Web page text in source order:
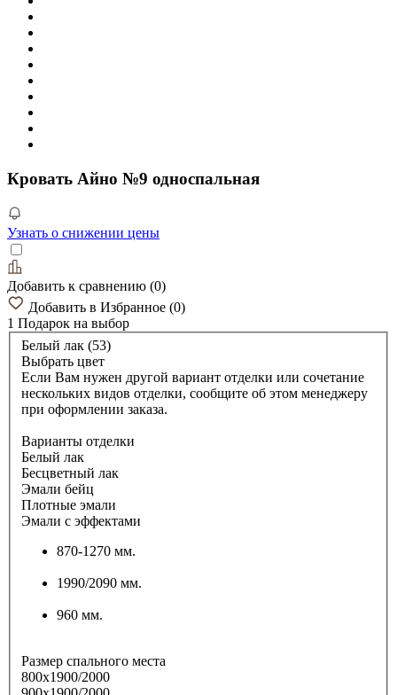
Кровать Айно №9 односпальная
Узнать о снижении цены
Добавить к сравнению (0)
Добавить в Избранное (0)
1 Подарок на выбор
Белый лак (53)
Выбрать цвет
Если Вам нужен другой вариант отделки или сочетание
нескольких видов отделки, сообщите об этом менеджеру
при оформлении заказа.
Варианты отделки
Белый лак
Бесцветный лак
Эмали бейц
Плотные эмали
Эмали с эффектами
870-1270 мм.
1990/2090 мм.
960 мм.
Размер спального места
800х1900/2000